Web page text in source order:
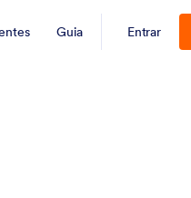
Guia Entrar